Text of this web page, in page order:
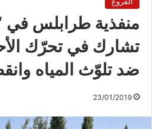
منفذية طرابلس في
تشارك في تحرّك
ضد تلوّث المياه
23/01/2019